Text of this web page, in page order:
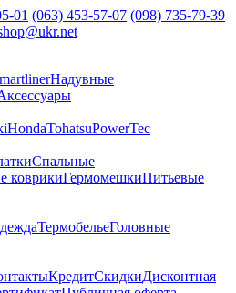
01 (063) 453-57-07 (098) 735-79-39
Надувные
HondaTohatsuPowerTec
Спальные
коврикиГермомешкиПитьевые
ТермобельеГоловные
КредитСкидкиДисконтная